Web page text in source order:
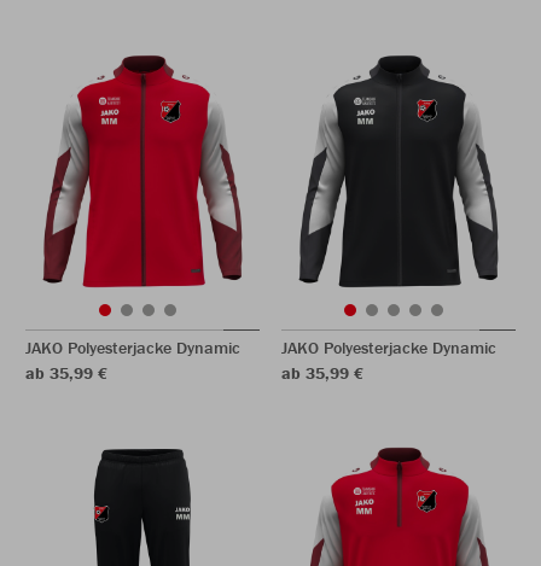
JAKO Polyesterjacke Dynamic
ab 35,99 €
JAKO Polyesterjacke Dynamic
ab 35,99 €